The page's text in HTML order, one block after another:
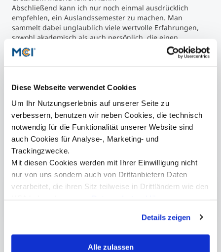
Diese Webseite verwendet Cookies
Um Ihr Nutzungserlebnis auf unserer Seite zu
verbessern, benutzen wir neben Cookies, die technisch
notwendig für die Funktionalität unserer Website sind
auch Cookies für Analyse-, Marketing- und
Trackingzwecke.
Mit diesen Cookies werden mit Ihrer Einwilligung nicht
nur von uns sondern auch von Drittanbietern Daten
verarbeitet, die ihren Sitz teilweise in Drittländern wie den
erklären Ihnen genau, was eine Datenübermittlung in die
USA bedeuten kann.
Details zeigen
Alle zulassen
Abschließend kann ich nur noch einmal ausdrücklich
empfehlen, ein Auslandssemester zu machen. Man
sammelt dabei unglaublich viele wertvolle Erfahrungen,
sowohl akademisch als auch persönlich, die einen
nachhaltig fürs Leben prägen.“
">©MCI/Lang
Unterwegs mit Austauschstudierenden ©MCI/Lang
Mehr Informationen
Wirtschaftsingenieurwesen | Bachelor